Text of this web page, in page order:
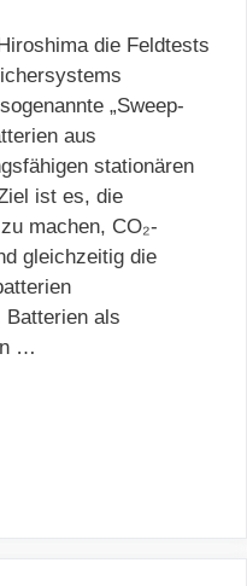
die Feldtests
„Sweep-
aus
stationären
ist es, die
machen, CO₂-
gleichzeitig die
Batterien als
…